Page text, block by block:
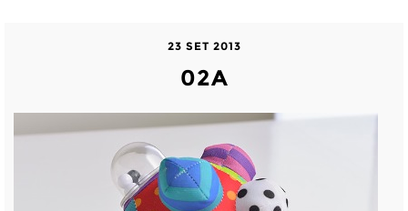
23 SET 2013
02A